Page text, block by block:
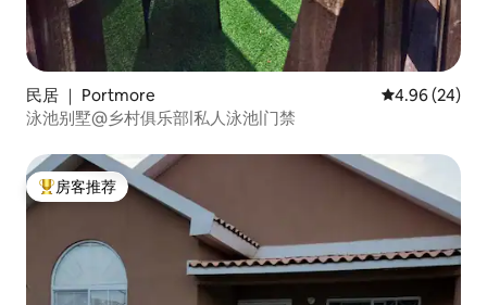
民居 ｜ Portmore 平均评分 4.96
4.96 (24)
泳池别墅@乡村俱乐部|私人泳池|门禁
热门「房客推荐」
房客推荐